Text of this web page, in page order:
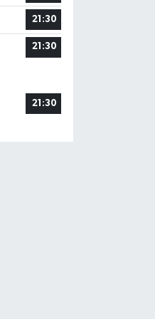
21:30
21:30
21:30